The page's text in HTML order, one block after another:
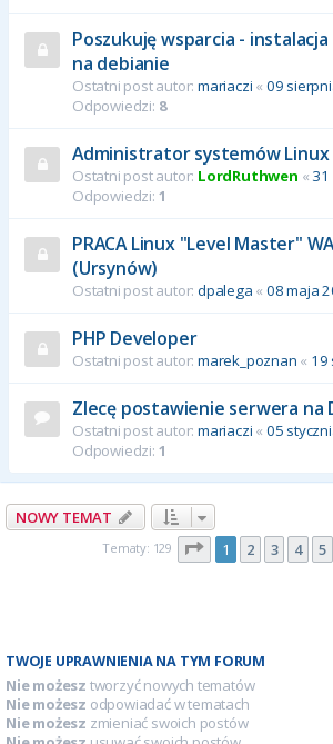
Poszukuję wsparcia -
na debianie
Ostatni post autor: mariaczi « 09
Odpowiedzi: 8
Administrator systemów Linux
Ostatni post autor: LordRuthwen « 31
Odpowiedzi: 1
PRACA Linux "Level Master"
(Ursynów)
Ostatni post autor: dpalega «08 maja
PHP Developer
Ostatni post autor: marek_poznan « 19
Zlecę postawienie serwera na
Ostatni post autor: mariaczi « 05
Odpowiedzi: 1
NOWY TEMAT
Tematy: 129 Strona z7
1 2 3 4 5
TWOJE UPRAWNIENIA NA TYM FORUM
Nie możesz tworzyć nowych tematów
Nie możesz odpowiadać w tematach
Nie możesz zmieniać swoich postów